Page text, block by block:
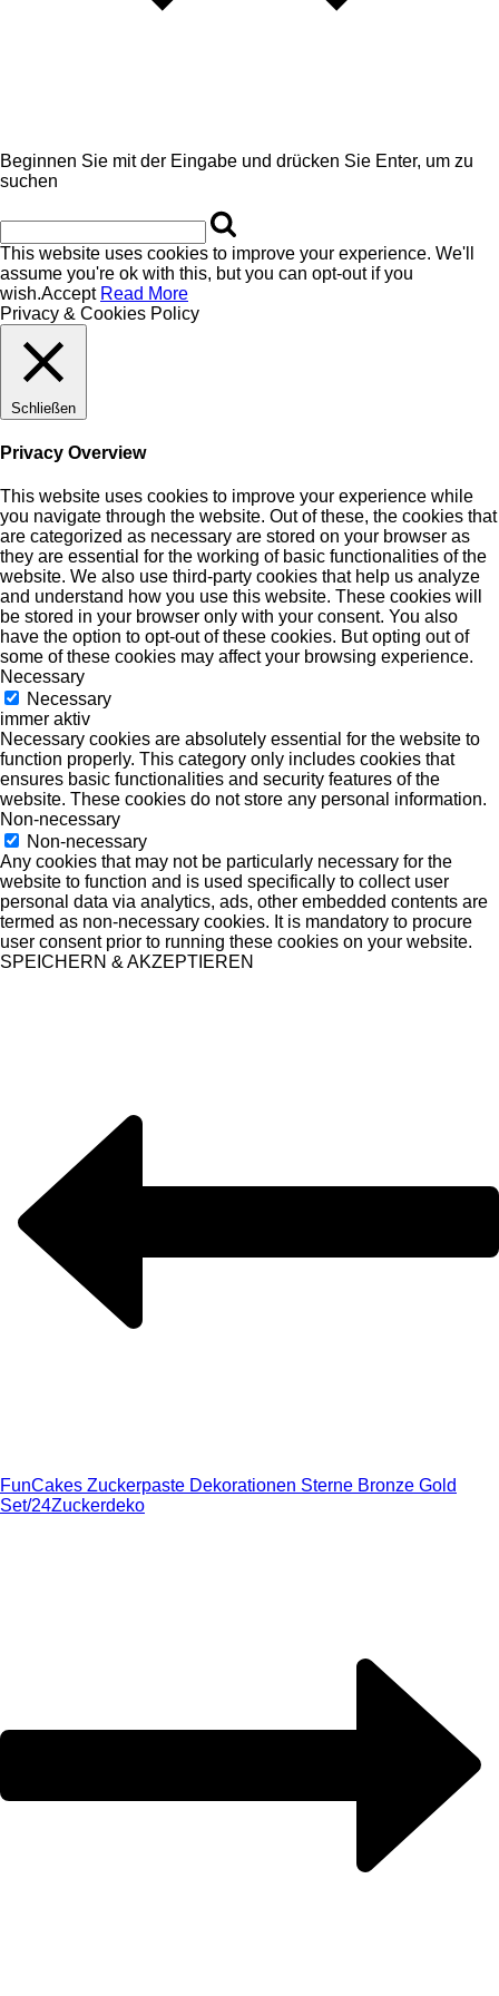
Beginnen Sie mit der Eingabe und drücken Sie Enter, um zu
suchen
This website uses cookies to improve your experience. We'll
assume you're ok with this, but you can opt-out if you
wish.Accept Read More
Privacy & Cookies Policy
Schließen
Privacy Overview
This website uses cookies to improve your experience while
you navigate through the website. Out of these, the cookies that
are categorized as necessary are stored on your browser as
they are essential for the working of basic functionalities of the
website. We also use third-party cookies that help us analyze
and understand how you use this website. These cookies will
be stored in your browser only with your consent. You also
have the option to opt-out of these cookies. But opting out of
some of these cookies may affect your browsing experience.
Necessary
Necessary
immer aktiv
Necessary cookies are absolutely essential for the website to
function properly. This category only includes cookies that
ensures basic functionalities and security features of the
website. These cookies do not store any personal information.
Non-necessary
Non-necessary
Any cookies that may not be particularly necessary for the
website to function and is used specifically to collect user
personal data via analytics, ads, other embedded contents are
termed as non-necessary cookies. It is mandatory to procure
user consent prior to running these cookies on your website.
SPEICHERN & AKZEPTIEREN
FunCakes Zuckerpaste Dekorationen Sterne Bronze Gold
Set/24Zuckerdeko